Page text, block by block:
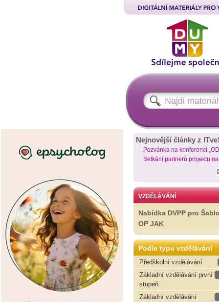
Nejnovější články z
Pozvánka na konferenci
Setkání partnerů projektu
VZDĚLÁVÁNÍ
Nabídka DVPP pro
OP JAK
Podle typu vzdělávání
Předškolní vzdělávání
Základní vzdělávání první
stupeň
Základní vzdělávání